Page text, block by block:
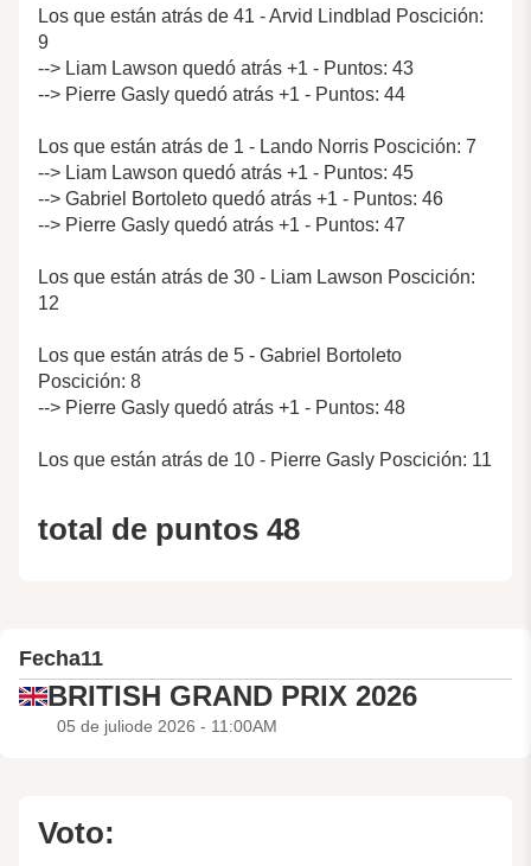
Los que están atrás de 41 - Arvid Lindblad Poscición:
9
--> Liam Lawson quedó atrás +1 - Puntos: 43
--> Pierre Gasly quedó atrás +1 - Puntos: 44
Los que están atrás de 1 - Lando Norris Poscición: 7
--> Liam Lawson quedó atrás +1 - Puntos: 45
--> Gabriel Bortoleto quedó atrás +1 - Puntos: 46
--> Pierre Gasly quedó atrás +1 - Puntos: 47
Los que están atrás de 30 - Liam Lawson Poscición:
12
Los que están atrás de 5 - Gabriel Bortoleto
Poscición: 8
--> Pierre Gasly quedó atrás +1 - Puntos: 48
Los que están atrás de 10 - Pierre Gasly Poscición: 11
total de puntos 48
Fecha11
BRITISH GRAND PRIX 2026
05 de juliode 2026 - 11:00AM
Voto: